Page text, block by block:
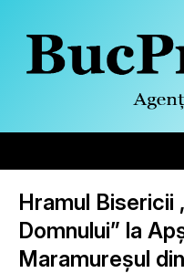
Hramul Bisericii
Domnului” la
Maramureșul